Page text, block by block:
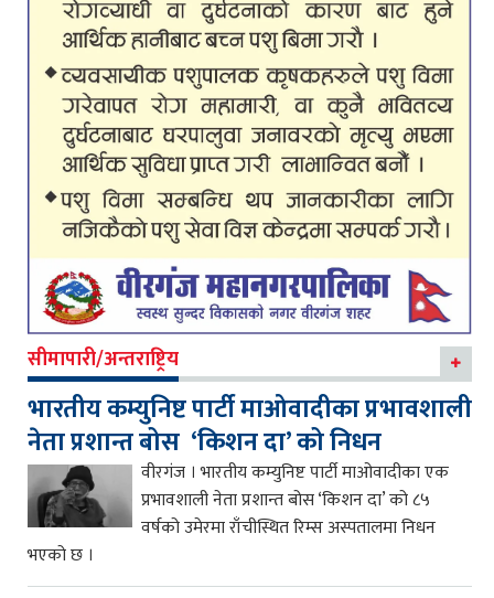
सीमापारी/अन्तराष्ट्रिय
भारतीय कम्युनिष्ट पार्टी माओवादीका प्रभावशाली
नेता प्रशान्त बोस ‘किशन दा’ को निधन
वीरगंज । भारतीय कम्युनिष्ट पार्टी माओवादीका एक
प्रभावशाली नेता प्रशान्त बोस ‘किशन दा’ को ८५
वर्षको उमेरमा राँचीस्थित रिम्स अस्पतालमा निधन
भएको छ ।